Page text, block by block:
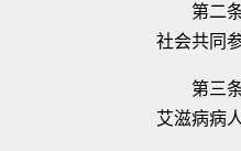
第二条
社会共同
第三条
艾滋病病